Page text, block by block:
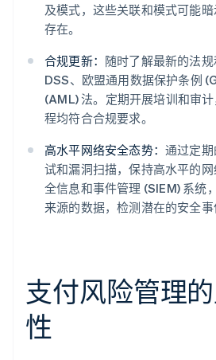
及模式，这些关联和模式可能
存在。
合规更新： 随时了解最新的法
DSS、欧盟通用数据保护条例
(AML) 法。定期开展培训和审
程均符合合规要求。
高水平网络安全态势： 通过定
试和漏洞扫描，保持高水平的
全信息和事件管理 (SIEM) 系统
来源的数据，检测潜在的安全事
支付风险管理
性